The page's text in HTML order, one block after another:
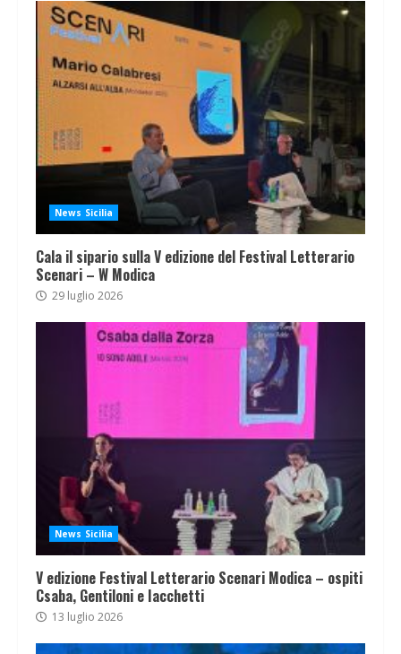
News Sicilia
Cala il sipario sulla V edizione del Festival Letterario
Scenari – W Modica
29 luglio 2026
News Sicilia
V edizione Festival Letterario Scenari Modica – ospiti
Csaba, Gentiloni e Iacchetti
13 luglio 2026